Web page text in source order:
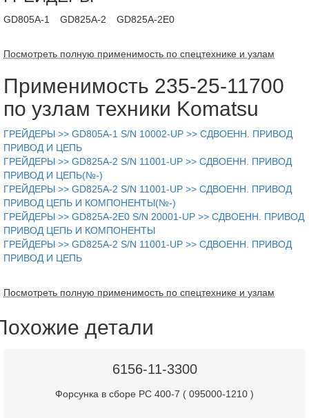
GD805A-1 GD825A-2 GD825A-2E0
Посмотреть полную применимость по спецтехнике и узлам
Применимость 235-25-11700
по узлам техники Komatsu
ГРЕЙДЕРЫ >> GD805A-1 S/N 10002-UP >> СДВОЕНН. ПРИВОД
ПРИВОД И ЦЕПЬ
ГРЕЙДЕРЫ >> GD825A-2 S/N 11001-UP >> СДВОЕНН. ПРИВОД
ПРИВОД И ЦЕПЬ(№-)
ГРЕЙДЕРЫ >> GD825A-2 S/N 11001-UP >> СДВОЕНН. ПРИВОД
ПРИВОД ЦЕПЬ И КОМПОНЕНТЫ(№-)
ГРЕЙДЕРЫ >> GD825A-2E0 S/N 20001-UP >> СДВОЕНН. ПРИВОД
ПРИВОД ЦЕПЬ И КОМПОНЕНТЫ
ГРЕЙДЕРЫ >> GD825A-2 S/N 11001-UP >> СДВОЕНН. ПРИВОД
ПРИВОД И ЦЕПЬ
Посмотреть полную применимость по спецтехнике и узлам
детали
6156-11-3300
Форсунка в сборе PC 400-7 ( 095000-1210 )